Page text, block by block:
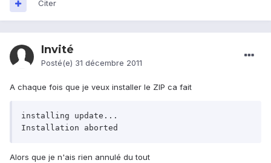
Citer
Invité
Posté(e) 31 décembre 2011
A chaque fois que je veux installer le ZIP ca fait
installing update...
Alors que je n'ais rien annulé du tout